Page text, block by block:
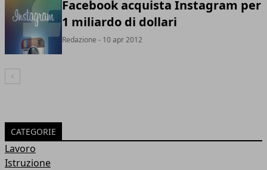
Facebook acquista Instagram per
1 miliardo di dollari
Redazione - 10 apr 2012
Articolo Precedente
CATEGORIE
Lavoro
Istruzione